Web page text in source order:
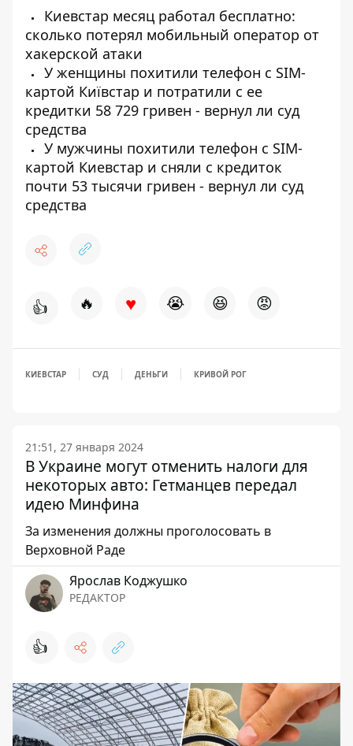
Киевстар месяц работал бесплатно:
сколько потерял мобильный оператор от
хакерской атаки
У женщины похитили телефон с SIM-
картой Київстар и потратили с ее
кредитки 58 729 гривен - вернул ли суд
средства
У мужчины похитили телефон с SIM-
картой Киевстар и сняли с кредиток
почти 53 тысячи гривен - вернул ли суд
средства
👍 🔥 ♥ 😭 😆 😡
КИЕВСТАР СУД ДЕНЬГИ КРИВОЙ РОГ
21:51, 27 января 2024
В Украине могут отменить налоги для
некоторых авто: Гетманцев передал
идею Минфина
За изменения должны проголосовать в
Верховной Раде
Ярослав Коджушко
РЕДАКТОР
👍